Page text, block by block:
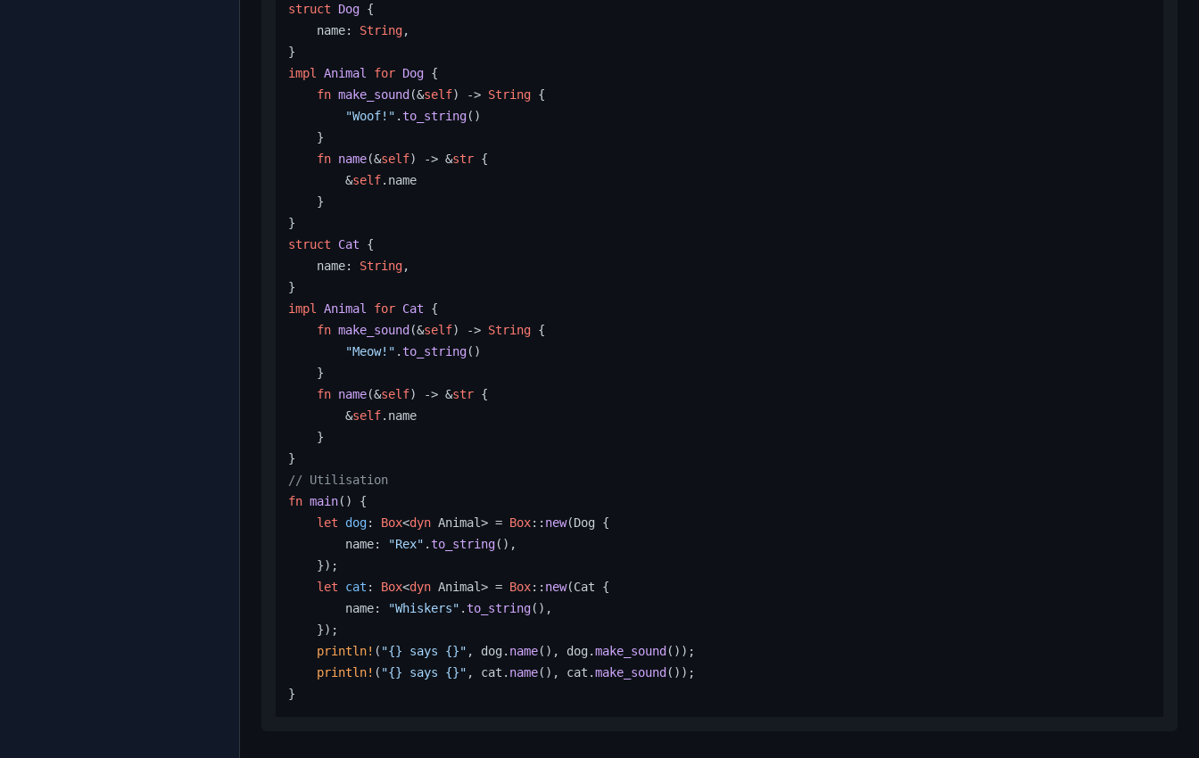
struct
Dog {
    name:
String,
impl
Animal for Dog {
fn make_sound(&self) -> String {
"Woof!" .to_string()
    }
fn name(&self) -> &str {
        &
self.name
    }
struct
Cat {
    name:
String,
impl
Animal for Cat {
fn make_sound(&self) -> String {
"Meow!" .to_string()
    }
fn name(&self) -> &str {
        &
self.name
    }
// Utilisation
fn main() {
let
dog: Box<dyn Animal> = Box:: new(Dog {
        name:
"Rex" .to_string(),
    });
let
cat : Box<dyn Animal> = Box:: new(Cat {
        name:
"Whiskers" .to_string(),
    });
println! ( "{} says {}" , dog. name(), dog.make_sound());
println! ( "{} says {}" , cat. name(), cat.make_sound());